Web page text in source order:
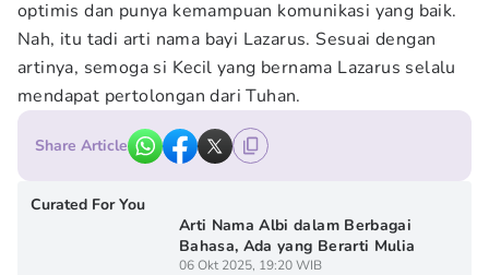
optimis dan punya kemampuan komunikasi yang baik.
Nah, itu tadi arti nama bayi Lazarus. Sesuai dengan
artinya, semoga si Kecil yang bernama Lazarus selalu
mendapat pertolongan dari Tuhan.
Share Article
Curated For You
Arti Nama Albi dalam Berbagai
Bahasa, Ada yang Berarti Mulia
06 Okt 2025, 19:20 WIB